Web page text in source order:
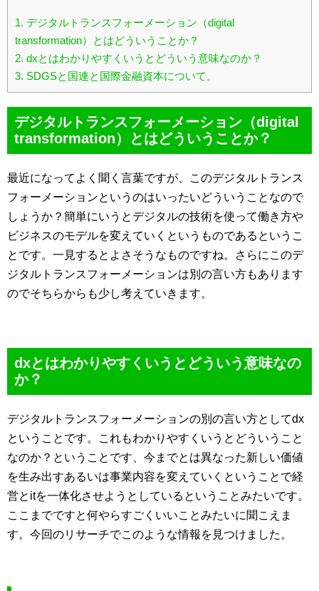
1. デジタルトランスフォーメーション（digital
transformation）とはどういうことか？
2. dxとはわかりやすくいうとどういう意味なのか？
3. SDGSと国連と国際金融資本について。
デジタルトランスフォーメーション（digital
transformation）とはどういうことか？
最近になってよく聞く言葉ですが、このデジタルトランス
フォーメーションというのはいったいどういうことなので
しょうか？簡単にいうとデジタルの技術を使って働き方や
ビジネスのモデルを変えていくというものであるというこ
とです。一見するとよさそうなものですね。さらにこのデ
ジタルトランスフォーメーションは別の言い方もあります
のでそちらからも少し考えていきます。
dxとはわかりやすくいうとどういう意味なの
か？
デジタルトランスフォーメーションの別の言い方としてdx
ということです。これもわかりやすくいうとどういうこと
なのか？ということです、今までとは異なった新しい価値
を生み出すあるいは事業内容を変えていくということで経
営とitを一体化させようとしているということみたいです。
ここまでですと何やらすごくいいことみたいに聞こえま
す。今回のリサーチでこのような情報を見つけました。